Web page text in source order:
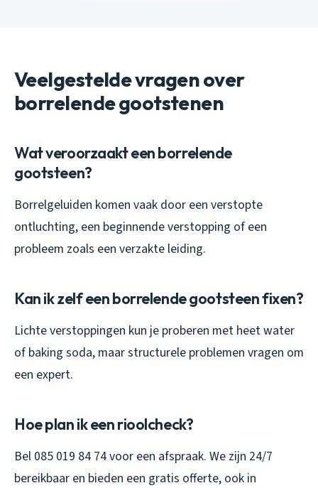
Veelgestelde vragen over
borrelende gootstenen
Wat veroorzaakt een borrelende
gootsteen?
Borrelgeluiden komen vaak door een verstopte
ontluchting, een beginnende verstopping of een
probleem zoals een verzakte leiding.
Kan ik zelf een borrelende gootsteen fixen?
Lichte verstoppingen kun je proberen met heet water
of baking soda, maar structurele problemen vragen om
een expert.
Hoe plan ik een rioolcheck?
Bel 085 019 84 74 voor een afspraak. We zijn 24/7
bereikbaar en bieden een gratis offerte, ook in